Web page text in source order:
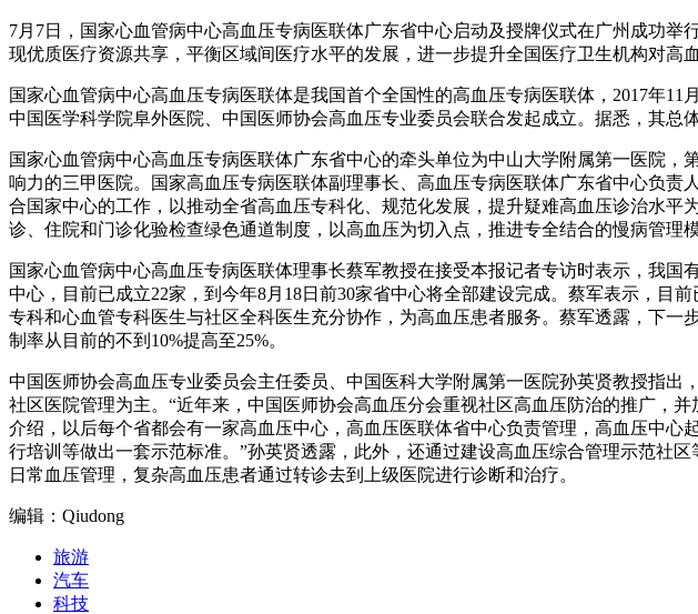
7月7日，国家心血管病中心高血压专病医联体广东省中心启动及授牌仪式在广州成功
现优质医疗资源共享，平衡区域间医疗水平的发展，进一步提升全国医疗卫生机构对高
国家心血管病中心高血压专病医联体是我国首个全国性的高血压专病医联体，2017年
中国医学科学院阜外医院、中国医师协会高血压专业委员会联合发起成立。据悉，其总
国家心血管病中心高血压专病医联体广东省中心的牵头单位为中山大学附属第一医院
响力的三甲医院。国家高血压专病医联体副理事长、高血压专病医联体广东省中心负
合国家中心的工作，以推动全省高血压专科化、规范化发展，提升疑难高血压诊治水
诊、住院和门诊化验检查绿色通道制度，以高血压为切入点，推进专全结合的慢病管理
国家心血管病中心高血压专病医联体理事长蔡军教授在接受本报记者专访时表示，我
中心，目前已成立22家，到今年8月18日前30家省中心将全部建设完成。蔡军表示，目
专科和心血管专科医生与社区全科医生充分协作，为高血压患者服务。蔡军透露，下
制率从目前的不到10%提高至25%。
中国医师协会高血压专业委员会主任委员、中国医科大学附属第一医院孙英贤教授指
社区医院管理为主。“近年来，中国医师协会高血压分会重视社区高血压防治的推广，
介绍，以后每个省都会有一家高血压中心，高血压医联体省中心负责管理，高血压中
行培训等做出一套示范标准。”孙英贤透露，此外，还通过建设高血压综合管理示范社
日常血压管理，复杂高血压患者通过转诊去到上级医院进行诊断和治疗。
编辑：Qiudong
旅游
汽车
科技